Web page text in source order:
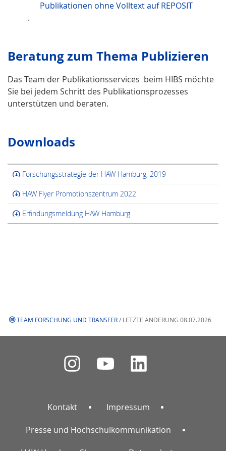
Publikationen ohne Volltext auf REPOSIT
.
Beratung zum Thema Publizieren
Das Team der Publikationsservices beim HIBS möchte
Sie bei jedem Schritt des Publikationsprozesses
unterstützen und beraten.
Downloads
Forschungsstrategie der HAW Hamburg, 2019
HAW Flyer Promotionszentrum 2022
Erfindungsmeldung HAW Hamburg
TEAM FORSCHUNG UND TRANSFER/ LETZTE ÄNDERUNG 08.07.2026
Kontakt Impressum
Presse und Hochschulkommunikation